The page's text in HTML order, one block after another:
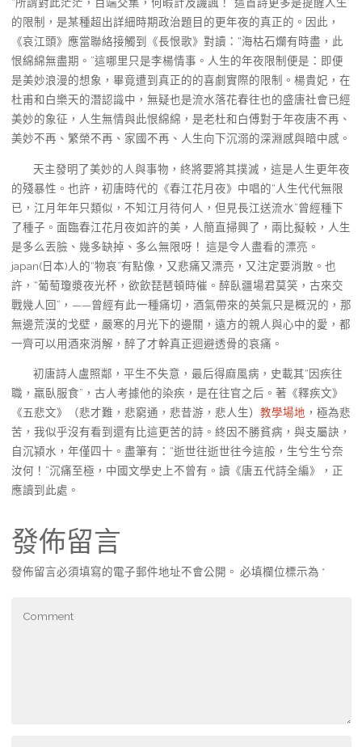
的限制，是某種超出詳細時期政治題目的更年夜的真正的。因此，
《哀江頭》應當聯絡接觸到《長恨歌》對讀：“海枯石爛有時盡，此
恨綿綿無盡期。”這哪里只是李楊情事。人生的年夜限制便是：即便
是美妙浪漫的想象，畢竟遭到真正的的喜劇實際的限制。楊貴妃，在
杜甫和白樂天的潛認識中，無疑也是流水落花春往也的盛唐社會已經
美妙的象征，人生無情與此恨綿綿，是老杜和白傅對于年夜唐不再、
美妙不再、繁榮不再、家國不再、人生向下沉溺的深淵感與暗中感。
天主發明了美妙的人與事物，終將要將其撲滅，這是人生更年夜
的殘暴性。也許，初唐時代的《春江花月夜》中唱的“人生代代無限
已，江月年年只類似，不知江月待何人，但見長江送流水”曾經種下
了種子。面臨春江花月夜如許的美，人簡直掃興了，兩比擬較，人生
是多么丟臉、幾多缺掉、多么無限呀！ 這是令人盡看的漂亮。
japan(日本)人的“物哀”有點像，又悲痛又漂亮，又注定要消散。也
許，“葡萄瓊漿夜光杯，欲飲琵琶頓時催。醉臥疆場君莫笑，古來交
戰幾人回”，——曾經有此一種痛切，酒氣帶來的英氣只是概況的，那
無邊荒漠的戈壁，嚴寒的月光下的邊關，遠方的親人與心中的愛，都
一齊可以用酒來消解，醉了才幹真正迴避透骨的哀痛。
初唐詩人盧照鄰，平生不失意，最后得麻風病，史載其“因疾往
職，羸臥服食”，古人考據他的染疾，是在往官之后。著《釋疾文》
《五悲文》（悲才難，悲窮通，悲昔游，悲人生） 教學場地 ，極為悲
苦，我似乎沒有看到還有比這更苦的詩。終因不勝貧病，與支屬訣，
自沉潁水，年僅四十。盡筆有：“逝世往逝世往今這般，生兮生兮奈
汝何！”沉痛至極，中國文學史上不曾有。讀《唐五代詩全編》，正
應讀到此處。
發佈留言
發佈留言必須填寫的電子郵件地址不會公開。 必填欄位標示為 *